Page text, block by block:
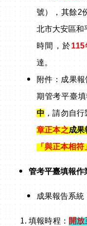
號），其餘2
北市大安區和
時間，於115
達。
附件：成果
期管考平臺填
中 ，請勿自
章正本之成果
「與正本相符
管考平臺填報作
成果報告系統
填報時程： 開